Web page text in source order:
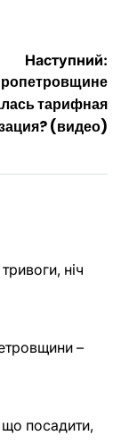
Наступний:
тарифная
(видео)
ніч
–
що посадити,